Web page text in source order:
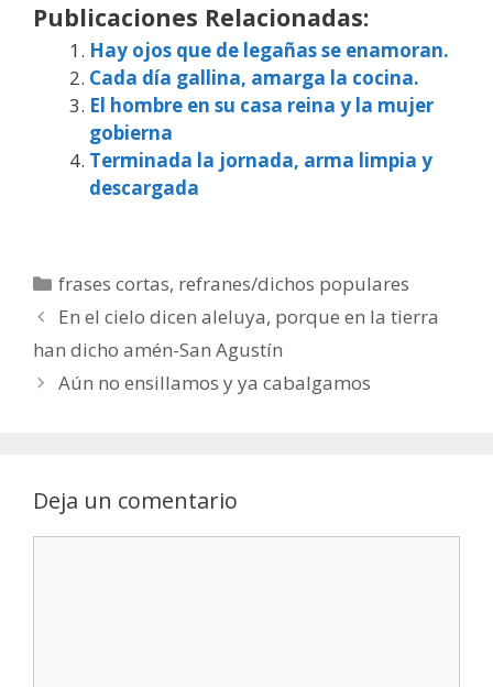
Publicaciones Relacionadas:
Hay ojos que de legañas se enamoran.
Cada día gallina, amarga la cocina.
El hombre en su casa reina y la mujer
gobierna
Terminada la jornada, arma limpia y
descargada
Categorías
frases cortas, refranes/dichos populares
En el cielo dicen aleluya, porque en la tierra
han dicho amén-San Agustín
Aún no ensillamos y ya cabalgamos
Deja un comentario